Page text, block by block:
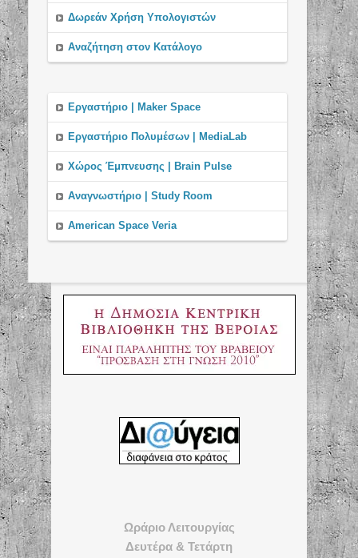
Δωρεάν Χρήση Υπολογιστών
Αναζήτηση στον Κατάλογο
Εργαστήριο | Maker Space
Εργαστήριo Πολυμέσων | MediaLab
Χώρος Έμπνευσης | Brain Pulse
Αναγνωστήριο | Study Room
American Space Veria
Ωράριο Λειτουργίας
Δευτέρα & Τετάρτη